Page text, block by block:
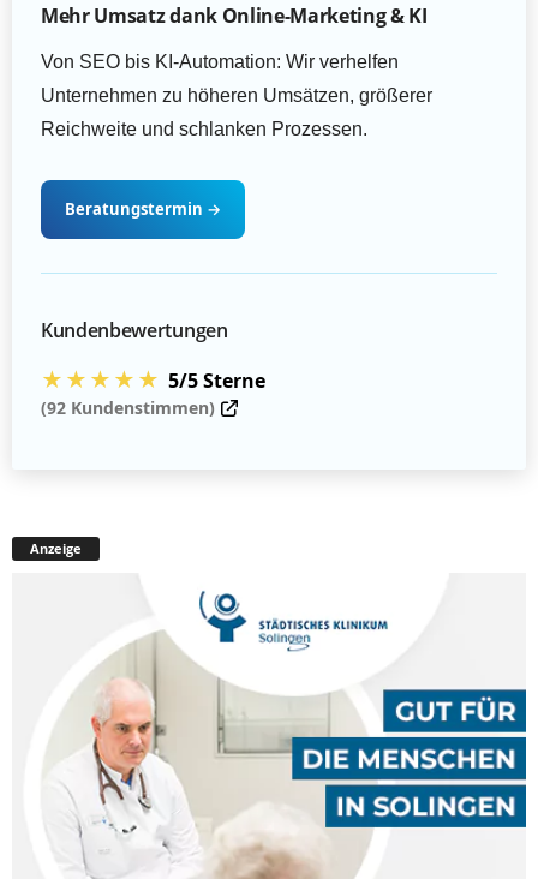
Mehr Umsatz dank Online-Marketing & KI
Von SEO bis KI-Automation: Wir verhelfen
Unternehmen zu höheren Umsätzen, größerer
Reichweite und schlanken Prozessen.
Beratungstermin →
Kundenbewertungen
★★★★★ 5/5 Sterne
(92 Kundenstimmen)
Anzeige